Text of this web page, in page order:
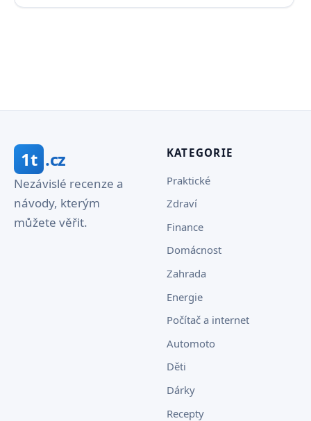
1t .cz
Nezávislé recenze a
návody, kterým
můžete věřit.
KATEGORIE
Praktické
Zdraví
Finance
Domácnost
Zahrada
Energie
Počítač a internet
Automoto
Děti
Dárky
Recepty